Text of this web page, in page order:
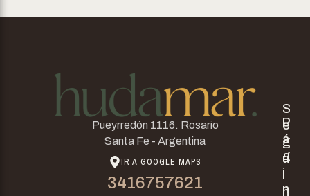
Pueyrredón 1116. Rosario
Santa Fe - Argentina
IR A GOOGLE MAPS
3416757621
P
á
g
i
n
S
e
g
u
n